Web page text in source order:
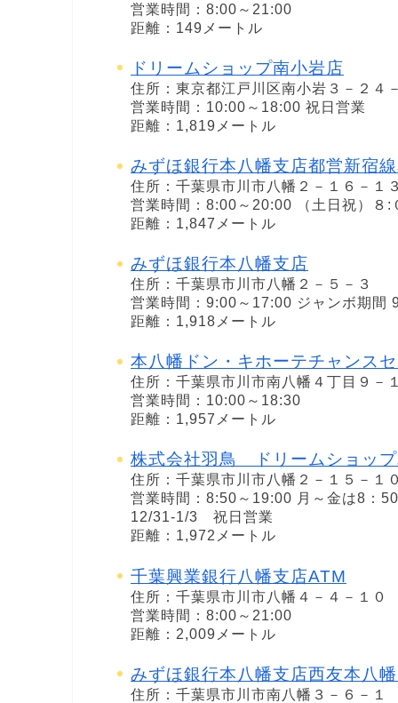
営業時間：8:00～21:00
距離：149メートル
ドリームショップ南小岩店
住所：東京都江戸川区南小岩３－２４
営業時間：10:00～18:00 祝日営業
距離：1,819メートル
みずほ銀行本八幡支店都営新宿
住所：千葉県市川市八幡２－１６－１
営業時間：8:00～20:00 （土日祝）８:
距離：1,847メートル
みずほ銀行本八幡支店
住所：千葉県市川市八幡２－５－３
営業時間：9:00～17:00 ジャンボ期間
距離：1,918メートル
本八幡ドン・キホーテチャンス
住所：千葉県市川市南八幡４丁目９－
営業時間：10:00～18:30
距離：1,957メートル
株式会社羽鳥 ドリームショッ
住所：千葉県市川市八幡２－１５－１
営業時間：8:50～19:00 月～金は8：
12/31-1/3 祝日営業
距離：1,972メートル
千葉興業銀行八幡支店ATM
住所：千葉県市川市八幡４－４－１０
営業時間：8:00～21:00
距離：2,009メートル
みずほ銀行本八幡支店西友本八
住所：千葉県市川市南八幡３－６－１